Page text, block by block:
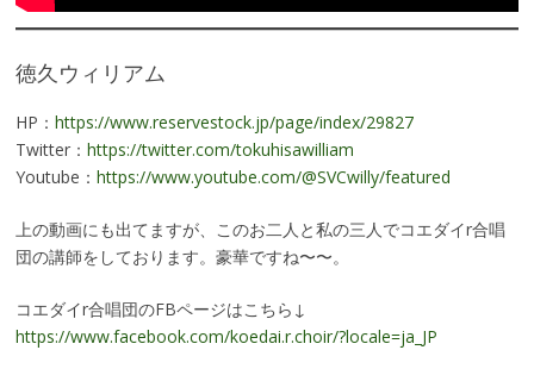
徳久ウィリアム
HP： https://www.reservestock.jp/page/index/29827
Twitter： https://twitter.com/tokuhisawilliam
Youtube： https://www.youtube.com/@SVCwilly/featured
上の動画にも出てますが、このお二人と私の三人でコエダイr合唱
団の講師をしております。豪華ですね〜〜。
コエダイr合唱団のFBページはこちら↓
https://www.facebook.com/koedai.r.choir/?locale=ja_JP